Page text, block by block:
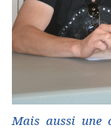
Mais aussi une